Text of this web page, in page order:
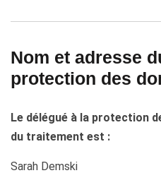
Nom et adresse
protection des
Le délégué à la protection
du traitement est :
Sarah Demski